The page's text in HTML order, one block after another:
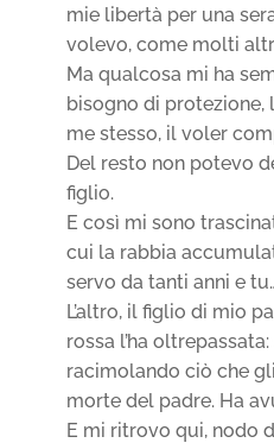
mie libertà per una
volevo, come molti
Ma qualcosa mi ha
bisogno di protezione,
me stesso, il voler
Del resto non potevo
figlio.
E così mi sono
cui la rabbia
servo da tanti anni e
L’altro, il figlio di mio
rossa l’ha oltrepassata:
racimolando ciò che
morte del padre. Ha
E mi ritrovo qui, nodo